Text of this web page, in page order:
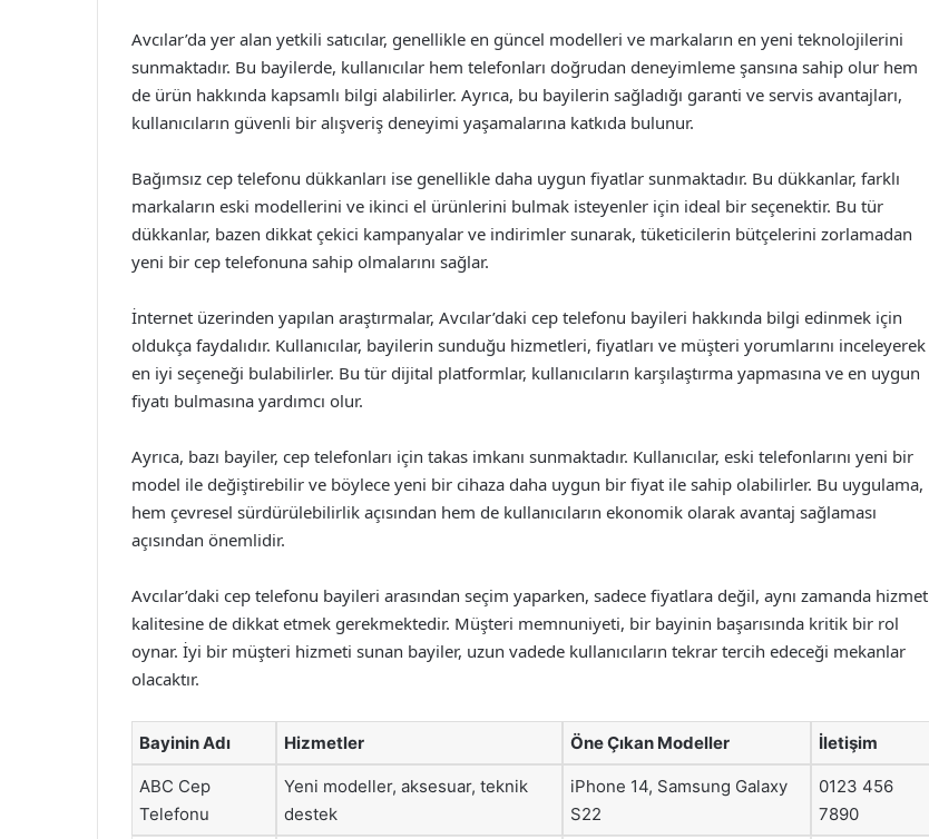
Avcılar’da yer alan yetkili satıcılar, genellikle en güncel modelleri ve markaların en yeni teknolojilerini
sunmaktadır. Bu bayilerde, kullanıcılar hem telefonları doğrudan deneyimleme şansına sahip olur hem
de ürün hakkında kapsamlı bilgi alabilirler. Ayrıca, bu bayilerin sağladığı garanti ve servis avantajları,
kullanıcıların güvenli bir alışveriş deneyimi yaşamalarına katkıda bulunur.
Bağımsız cep telefonu dükkanları ise genellikle daha uygun fiyatlar sunmaktadır. Bu dükkanlar, farklı
markaların eski modellerini ve ikinci el ürünlerini bulmak isteyenler için ideal bir seçenektir. Bu tür
dükkanlar, bazen dikkat çekici kampanyalar ve indirimler sunarak, tüketicilerin bütçelerini zorlamadan
yeni bir cep telefonuna sahip olmalarını sağlar.
İnternet üzerinden yapılan araştırmalar, Avcılar’daki cep telefonu bayileri hakkında bilgi edinmek için
oldukça faydalıdır. Kullanıcılar, bayilerin sunduğu hizmetleri, fiyatları ve müşteri yorumlarını inceleyerek
en iyi seçeneği bulabilirler. Bu tür dijital platformlar, kullanıcıların karşılaştırma yapmasına ve en uygun
fiyatı bulmasına yardımcı olur.
Ayrıca, bazı bayiler, cep telefonları için takas imkanı sunmaktadır. Kullanıcılar, eski telefonlarını yeni bir
model ile değiştirebilir ve böylece yeni bir cihaza daha uygun bir fiyat ile sahip olabilirler. Bu uygulama,
hem çevresel sürdürülebilirlik açısından hem de kullanıcıların ekonomik olarak avantaj sağlaması
açısından önemlidir.
Avcılar’daki cep telefonu bayileri arasından seçim yaparken, sadece fiyatlara değil, aynı zamanda hizmet
kalitesine de dikkat etmek gerekmektedir. Müşteri memnuniyeti, bir bayinin başarısında kritik bir rol
oynar. İyi bir müşteri hizmeti sunan bayiler, uzun vadede kullanıcıların tekrar tercih edeceği mekanlar
olacaktır.
Bayinin Adı Hizmetler Öne Çıkan Modeller İletişim
ABC Cep
Telefonu
Yeni modeller, aksesuar, teknik
destek
iPhone 14, Samsung Galaxy
S22
0123 456
7890